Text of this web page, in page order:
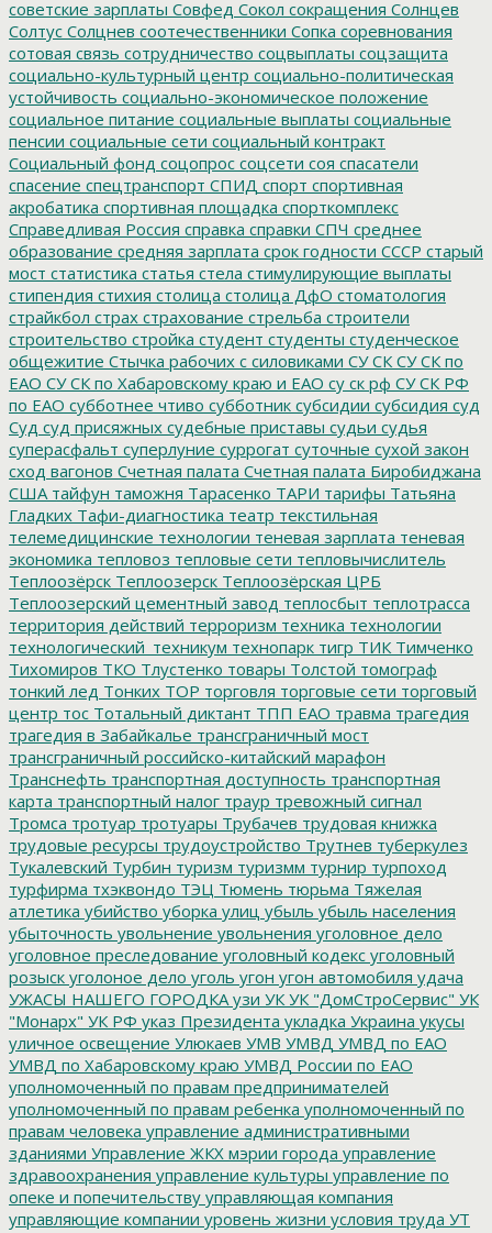
советские зарплаты Совфед Сокол сокращения Солнцев
Солтус Солцнев соотечественники Сопка соревнования
сотовая связь сотрудничество соцвыплаты соцзащита
социально-культурный центр социально-политическая
устойчивость социально-экономическое положение
социальное питание социальные выплаты социальные
пенсии социальные сети социальный контракт
Социальный фонд соцопрос соцсети соя спасатели
спасение спецтранспорт СПИД спорт спортивная
акробатика спортивная площадка спорткомплекс
Справедливая Россия справка справки СПЧ среднее
образование средняя зарплата срок годности СССР старый
мост статистика статья стела стимулирующие выплаты
стипендия стихия столица столица ДфО стоматология
страйкбол страх страхование стрельба строители
строительство стройка студент студенты студенческое
общежитие Стычка рабочих с силовиками СУ СК СУ СК по
ЕАО СУ СК по Хабаровскому краю и ЕАО су ск рф СУ СК РФ
по ЕАО субботнее чтиво субботник субсидии субсидия суд
Суд суд присяжных судебные приставы судьи судья
суперасфальт суперлуние суррогат суточные сухой закон
сход вагонов Счетная палата Счетная палата Биробиджана
США тайфун таможня Тарасенко ТАРИ тарифы Татьяна
Гладких Тафи-диагностика театр текстильная
телемедицинские технологии теневая зарплата теневая
экономика тепловоз тепловые сети тепловычислитель
Теплоозёрск Теплоозерск Теплоозёрская ЦРБ
Теплоозерский цементный завод теплосбыт теплотрасса
территория действий терроризм техника технологии
технологический_техникум технопарк тигр ТИК Тимченко
Тихомиров ТКО Тлустенко товары Толстой томограф
тонкий лед Тонких ТОР торговля торговые сети торговый
центр тос Тотальный диктант ТПП ЕАО травма трагедия
трагедия в Забайкалье трансграничный мост
трансграничный российско-китайский марафон
Транснефть транспортная доступность транспортная
карта транспортный налог траур тревожный сигнал
Тромса тротуар тротуары Трубачев трудовая книжка
трудовые ресурсы трудоустройство Трутнев туберкулез
Тукалевский Турбин туризм туризмм турнир турпоход
турфирма тхэквондо ТЭЦ Тюмень тюрьма Тяжелая
атлетика убийство уборка улиц убыль убыль населения
убыточность увольнение увольнения уголовное дело
уголовное преследование уголовный кодекс уголовный
розыск уголоное дело уголь угон угон автомобиля удача
УЖАСЫ НАШЕГО ГОРОДКА узи УК УК "ДомСтроСервис" УК
"Монарх" УК РФ указ Президента укладка Украина укусы
уличное освещение Улюкаев УМВ УМВД УМВД по ЕАО
УМВД по Хабаровскому краю УМВД России по ЕАО
уполномоченный по правам предпринимателей
уполномоченный по правам ребенка уполномоченный по
правам человека управление административными
зданиями Управление ЖКХ мэрии города управление
здравоохранения управление культуры управление по
опеке и попечительству управляющая компания
управляющие компании уровень жизни условия труда УТ